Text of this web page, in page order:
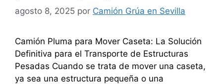
agosto 8, 2025 por Camión Grúa en Sevilla
Camión Pluma para Mover Caseta: La Solución
Definitiva para el Transporte de Estructuras
Pesadas Cuando se trata de mover una caseta,
ya sea una estructura pequeña o una